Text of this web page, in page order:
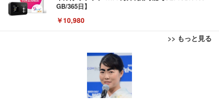
GB/365日】
￥10,980
>> もっと見る
エレコム 充電器 Type-C USB-C 20W USB PD対応
ケーブル一体型 1.5m PSE認証品 GaN採用 折りたた
み式プラグ しろちゃん 【 iPhone16 15 等対応】 E
C-AC6920WF
松阪牛 グルメ ハンバーグ 【誕生日ギフトセット】
誕生日プレゼント 高級 ハンバーグ 肉 ギフト 牛肉
食べ物 冷凍 高級 内祝 お返し 人気 お取り寄せ グル
メ 出産 男性 土産 女性 お父さん お母さん
アイリスオーヤマ デスクがスッキリするモニター台
幅59cm ブラック 目線が上がるので首肩の負担が軽
減 インテリアになじむシンプルデザイン ほこりが溜
まりにくいフラット設計 ディスプレイ台 机上台 PC
台 キーボード マウス収納 幅約59×奥行約25×高さ約